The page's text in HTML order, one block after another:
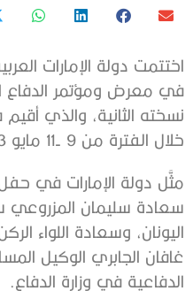
اختتمت دولة الإمارات
نسخته الثانية، والذي أقيم
خلال الفترة من 9 -11 مايو 2023.
مثَّل دولة الإمارات في حفل
سعادة سليمان المزروعي
اليونان، وسعادة اللواء
غافان الجابري الوكيل
الدفاعية في وزارة الدفاع.